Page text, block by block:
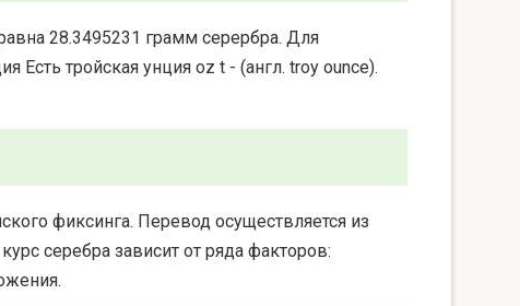
28.3495231 грамм серербра. Для
Есть тройская унция oz t - (англ. troy ounce).
фиксинга. Перевод осуществляется из
серебра зависит от ряда факторов: